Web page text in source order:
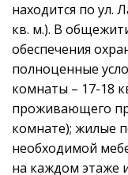
находится по ул.
кв. м.). В
обеспечения
полноценные
комнаты – 17-18
проживающего
комнате); жилые
необходимой
на каждом этаже